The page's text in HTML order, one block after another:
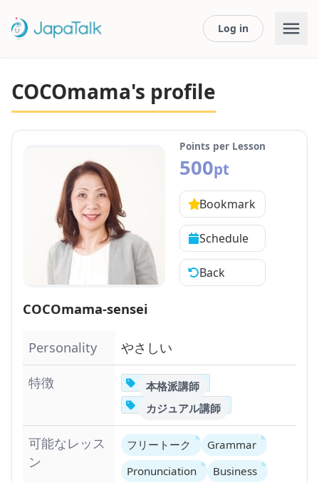
Log in
COCOmama's profile
COCOmama-sensei
Points per Lesson
500pt
Bookmark
Schedule
Back
Personality
やさしい
特徴
本格派講師
カジュアル講師
可能なレッス
ン
フリートーク
Grammar
Pronunciation
Business